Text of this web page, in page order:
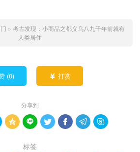
» 考古发现：小商品之都义乌八九千年前就有
人类居住
(0)  打赏
分享到
     
标签